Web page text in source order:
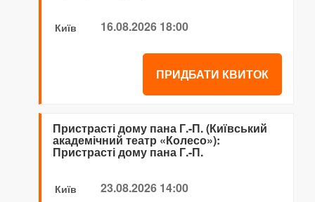
Київ 16.08.2026 18:00
ПРИДБАТИ КВИТОК
Пристрасті дому пана Г.-П. (Київський
академічний театр «Колесо»):
Пристрасті дому пана Г.-П.
Київ 23.08.2026 14:00